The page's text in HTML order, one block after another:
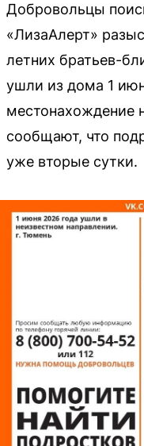
Добровольцы
«ЛизаАлерт»
летних братьев-
ушли из дома 1
местонахождение
сообщают, что
уже вторые сутки.